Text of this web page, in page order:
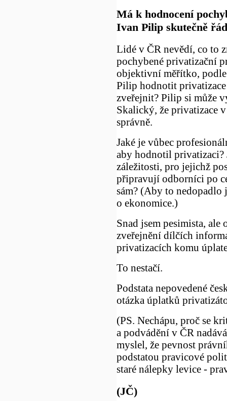
Má k hodnocení
Ivan Pilip skutečně
Lidé v ČR nevědí, co to
pochybené privatizační
objektivní měřítko,
Pilip hodnotit privatizace
zveřejnit? Pilip si může
Skalický, že privatizace
správně.
Jaké je vůbec
aby hodnotil privatizaci?
záležitosti, pro jejichž
připravují odborníci po
sám? (Aby to nedopadlo
o ekonomice.)
Snad jsem pesimista, ale
zveřejnění dílčích
privatizacích komu
To nestačí.
Podstata nepovedené
otázka úplatků
(PS. Nechápu, proč se
a podvádění v ČR
myslel, že pevnost
podstatou pravicové
staré nálepky levice -
(JČ)